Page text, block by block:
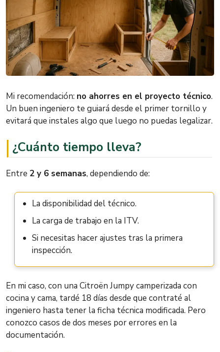
Mi recomendación: no ahorres en el proyecto técnico.
Un buen ingeniero te guiará desde el primer tornillo y
evitará que instales algo que luego no puedas legalizar.
¿Cuánto tiempo lleva?
Entre 2 y 6 semanas, dependiendo de:
La disponibilidad del técnico.
La carga de trabajo en la ITV.
Si necesitas hacer ajustes tras la primera
inspección.
En mi caso, con una Citroën Jumpy camperizada con
cocina y cama, tardé 18 días desde que contraté al
ingeniero hasta tener la ficha técnica modificada. Pero
conozco casos de dos meses por errores en la
documentación.